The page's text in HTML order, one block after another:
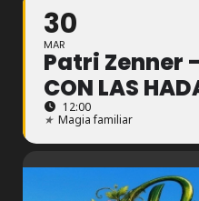
30
MAR
Patri Zenner -
CON LAS
12:00
★ Magia familiar